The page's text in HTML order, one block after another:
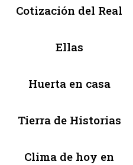
Cotización del Real
Ellas
Huerta en casa
Tierra de Historias
Clima de hoy en